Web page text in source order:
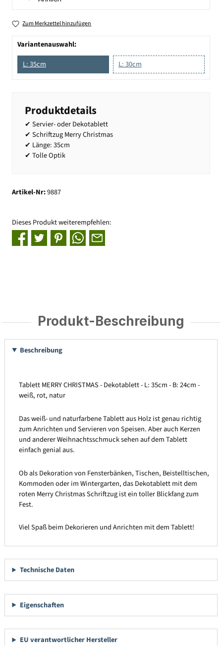
Zum Merkzettel hinzufügen
Variantenauswahl:
L: 35cm
L: 30cm
Produktdetails
✔ Servier- oder Dekotablett
✔ Schriftzug Merry Christmas
✔ Länge: 35cm
✔ Tolle Optik
Artikel-Nr:9887
Dieses Produkt weiterempfehlen:
Produkt-Beschreibung
Beschreibung
Tablett MERRY CHRISTMAS - Dekotablett - L: 35cm - B: 24cm -
weiß, rot, natur
Das weiß- und naturfarbene Tablett aus Holz ist genau richtig
zum Anrichten und Servieren von Speisen. Aber auch Kerzen
und anderer Weihnachtsschmuck sehen auf dem Tablett
einfach genial aus.
Ob als Dekoration von Fensterbänken, Tischen, Beistelltischen,
Kommoden oder im Wintergarten, das Dekotablett mit dem
roten Merry Christmas Schriftzug ist ein toller Blickfang zum
Fest.
Viel Spaß beim Dekorieren und Anrichten mit dem Tablett!
Technische Daten
Eigenschaften
EU verantwortlicher Hersteller